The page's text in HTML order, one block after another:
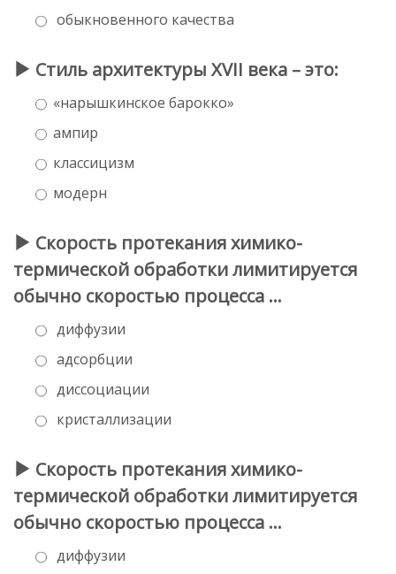
обыкновенного качества
Стиль архитектуры XVII века – это:
«нарышкинское барокко»
ампир
классицизм
модерн
Скорость протекания химико-
термической обработки лимитируется
обычно скоростью процесса …
диффузии
адсорбции
диссоциации
кристаллизации
Скорость протекания химико-
термической обработки лимитируется
обычно скоростью процесса …
диффузии